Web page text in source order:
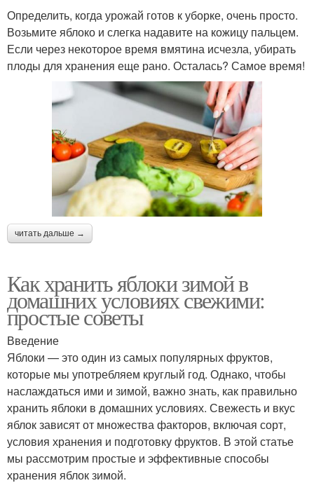
Определить, когда урожай готов к уборке, очень просто.
Возьмите яблоко и слегка надавите на кожицу пальцем.
Если через некоторое время вмятина исчезла, убирать
плоды для хранения еще рано. Осталась? Самое время!
читать дальше →
Как хранить яблоки зимой в
домашних условиях свежими:
простые советы
Введение
Яблоки — это один из самых популярных фруктов,
которые мы употребляем круглый год. Однако, чтобы
наслаждаться ими и зимой, важно знать, как правильно
хранить яблоки в домашних условиях. Свежесть и вкус
яблок зависят от множества факторов, включая сорт,
условия хранения и подготовку фруктов. В этой статье
мы рассмотрим простые и эффективные способы
хранения яблок зимой.